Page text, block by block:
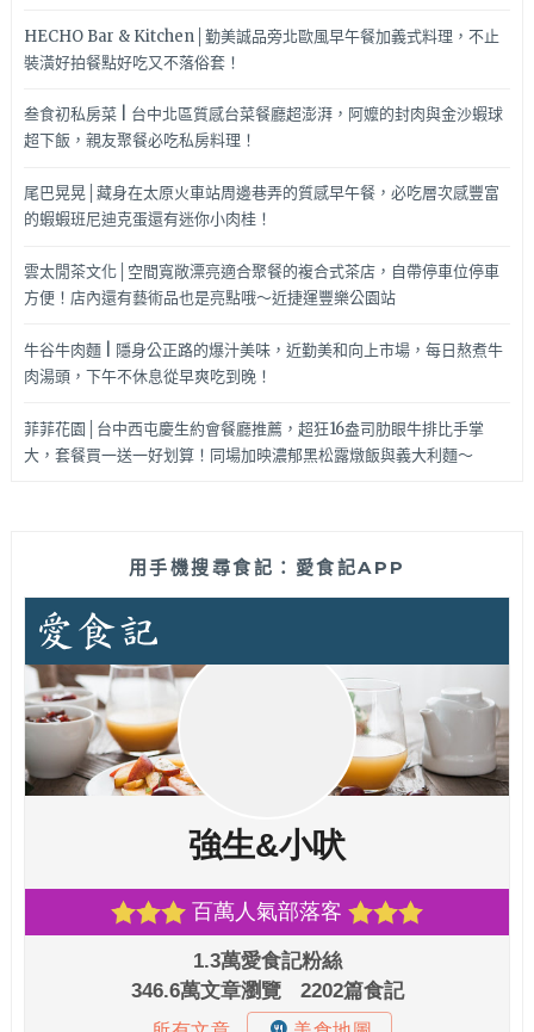
HECHO Bar & Kitchen│勤美誠品旁北歐風早午餐加義式料理，不止
裝潢好拍餐點好吃又不落俗套！
叁食初私房菜 | 台中北區質感台菜餐廳超澎湃，阿嬤的封肉與金沙蝦球
超下飯，親友聚餐必吃私房料理！
尾巴晃晃│藏身在太原火車站周邊巷弄的質感早午餐，必吃層次感豐富
的蝦蝦班尼迪克蛋還有迷你小肉桂！
雲太閒茶文化│空間寬敞漂亮適合聚餐的複合式茶店，自帶停車位停車
方便！店內還有藝術品也是亮點哦～近捷運豐樂公園站
牛谷牛肉麵 | 隱身公正路的爆汁美味，近勤美和向上市場，每日熬煮牛
肉湯頭，下午不休息從早爽吃到晚！
菲菲花園│台中西屯慶生約會餐廳推薦，超狂16盎司肋眼牛排比手掌
大，套餐買一送一好划算！同場加映濃郁黑松露燉飯與義大利麵～
用手機搜尋食記：愛食記APP